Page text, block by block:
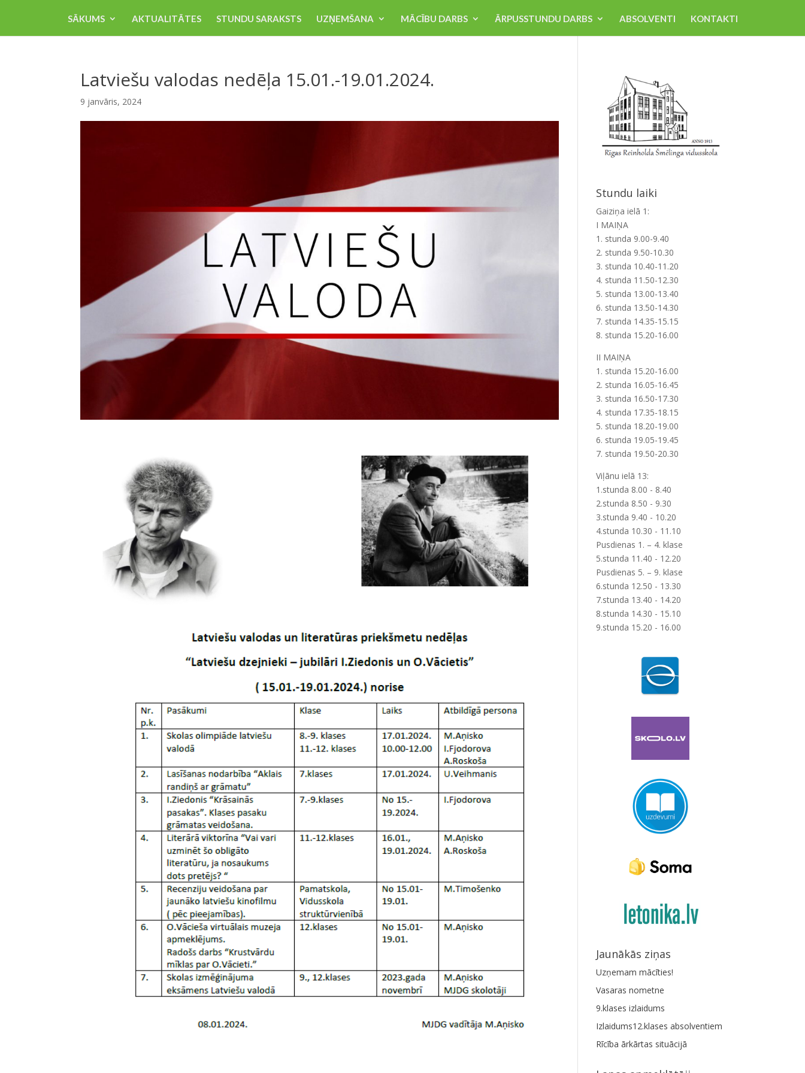
SĀKUMS AKTUALITĀTES STUNDU SARAKSTS UZŅEMŠANA MĀCĪBU DARBS ĀRPUSSTUNDU DARBS ABSOLVENTI KONTAKTI
Latviešu valodas nedēļa 15.01.-19.01.2024.
9 janvāris, 2024
Stundu laiki
Gaiziņa ielā 1:
I MAIŅA
1. stunda 9.00-9.40
2. stunda 9.50-10.30
3. stunda 10.40-11.20
4. stunda 11.50-12.30
5. stunda 13.00-13.40
6. stunda 13.50-14.30
7. stunda 14.35-15.15
8. stunda 15.20-16.00
II MAIŅA
1. stunda 15.20-16.00
2. stunda 16.05-16.45
3. stunda 16.50-17.30
4. stunda 17.35-18.15
5. stunda 18.20-19.00
6. stunda 19.05-19.45
7. stunda 19.50-20.30
Viļānu ielā 13:
1.stunda 8.00 - 8.40
2.stunda 8.50 - 9.30
3.stunda 9.40 - 10.20
4.stunda 10.30 - 11.10
Pusdienas 1. – 4. klase
5.stunda 11.40 - 12.20
Pusdienas 5. – 9. klase
6.stunda 12.50 - 13.30
7.stunda 13.40 - 14.20
8.stunda 14.30 - 15.10
9.stunda 15.20 - 16.00
Jaunākās ziņas
Uzņemam mācīties!
Vasaras nometne
9.klases izlaidums
Izlaidums12.klases absolventiem
Rīcība ārkārtas situācijā